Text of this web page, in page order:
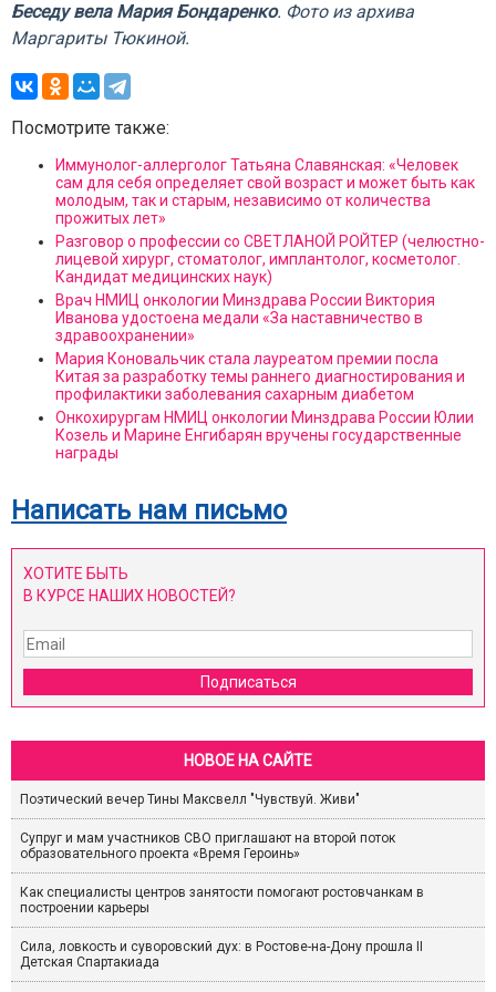
Беседу вела Мария Бондаренко. Фото из архива
Маргариты Тюкиной.
Посмотрите также:
Иммунолог-аллерголог Татьяна Славянская: «Человек
сам для себя определяет свой возраст и может быть как
молодым, так и старым, независимо от количества
прожитых лет»
Разговор о профессии со СВЕТЛАНОЙ РОЙТЕР (челюстно-
лицевой хирург, стоматолог, имплантолог, косметолог.
Кандидат медицинских наук)
Врач НМИЦ онкологии Минздрава России Виктория
Иванова удостоена медали «За наставничество в
здравоохранении»
Мария Коновальчик стала лауреатом премии посла
Китая за разработку темы раннего диагностирования и
профилактики заболевания сахарным диабетом
Онкохирургам НМИЦ онкологии Минздрава России Юлии
Козель и Марине Енгибарян вручены государственные
награды
Написать нам письмо
ХОТИТЕ БЫТЬ
В КУРСЕ НАШИХ НОВОСТЕЙ?
Подписаться
НОВОЕ НА САЙТЕ
Поэтический вечер Тины Максвелл "Чувствуй. Живи"
Супруг и мам участников СВО приглашают на второй поток
образовательного проекта «Время Героинь»
Как специалисты центров занятости помогают ростовчанкам в
построении карьеры
Сила, ловкость и суворовский дух: в Ростове-на-Дону прошла II
Детская Спартакиада